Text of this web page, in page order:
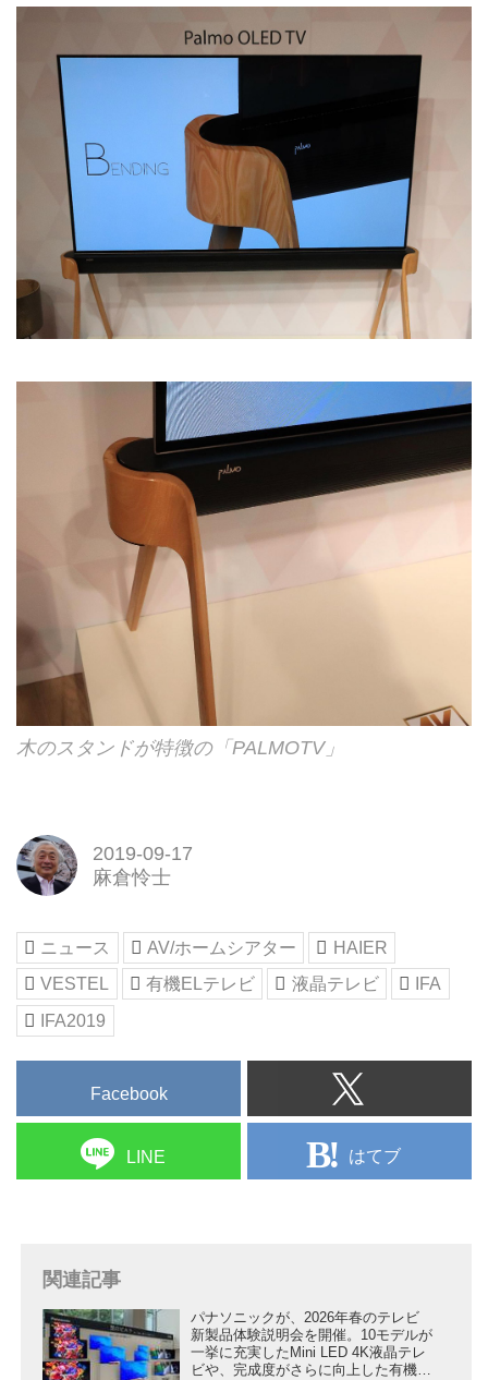
木のスタンドが特徴の「PALMOTV」
2019-09-17
麻倉怜士
ニュース AV/ホームシアター
HAIER
VESTEL
有機ELテレビ 液晶テレビ
IFA
IFA2019
Facebook
LINE はてブ
関連記事
パナソニックが、2026年春のテレビ
新製品体験説明会を開催。10モデルが
一挙に充実したMini LED 4K液晶テレ
ビや、完成度がさらに向上した有機